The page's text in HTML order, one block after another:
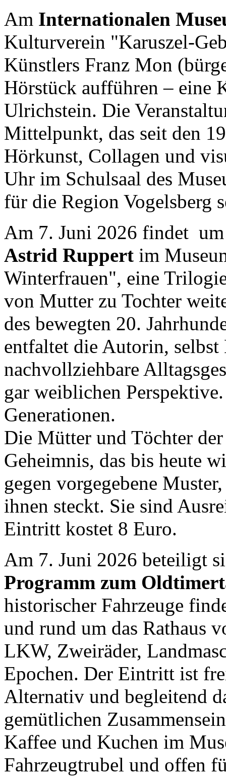
Am Internationalen
Kulturverein
Künstlers Franz Mon
Hörstück aufführen – eine
Ulrichstein. Die
Mittelpunkt, das seit den
Hörkunst, Collagen und
Uhr im Schulsaal des
für die Region Vogelsberg
Am 7. Juni 2026 findet
Astrid Ruppert im
Winterfrauen", eine
von Mutter zu Tochter
des bewegten 20.
entfaltet die Autorin,
nachvollziehbare
gar weiblichen
Generationen.
Die Mütter und Töchter
Geheimnis, das bis heute
gegen vorgegebene
ihnen steckt. Sie sind
Eintritt kostet 8 Euro.
Am 7. Juni 2026 beteiligt
Programm zum
historischer Fahrzeuge
und rund um das Rathaus
LKW, Zweiräder,
Epochen. Der Eintritt ist
Alternativ und begleitend
gemütlichen
Kaffee und Kuchen im
Fahrzeugtrubel und offen